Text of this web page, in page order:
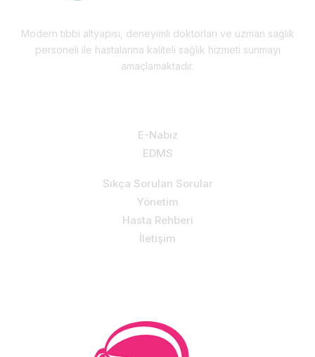
Modern tıbbi altyapısı, deneyimli doktorları ve uzman sağlık
personeli ile hastalarına kaliteli sağlık hizmeti sunmayı
amaçlamaktadır.
E-Nabız
EDMS
Sıkça Sorulan Sorular
Yönetim
Hasta Rehberi
İletişim